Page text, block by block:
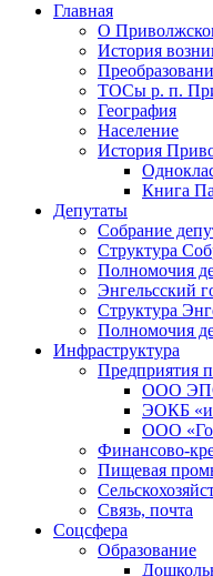
Главная
О
История
ТОСы р. п.
География
Население
История
Книга
Депутаты
Собрание
Структура
Полномочия
Энгельсский
Структура
Полномочия
Инфраструктура
Предприятия
ООО
ЭОКБ
ООО
Финансово-
Пищевая
Связь, почта
Соцсфера
Образование